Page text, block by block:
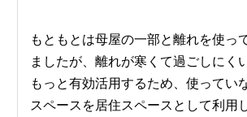
もともとは母屋の一部と離れを使っ
ましたが、離れが寒くて過ごしにく
もっと有効活用するため、使ってい
スペースを居住スペースとして利用